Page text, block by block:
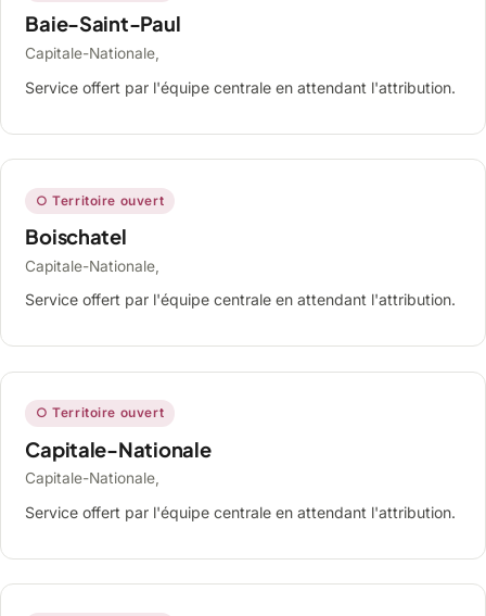
Baie-Saint-Paul
Capitale-Nationale,
Service offert par l'équipe centrale en attendant l'attribution.
○ Territoire ouvert
Boischatel
Capitale-Nationale,
Service offert par l'équipe centrale en attendant l'attribution.
○ Territoire ouvert
Capitale-Nationale
Capitale-Nationale,
Service offert par l'équipe centrale en attendant l'attribution.